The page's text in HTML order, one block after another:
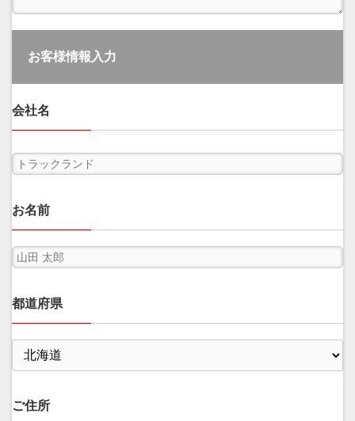
お客様情報入力
会社名
お名前
都道府県
ご住所